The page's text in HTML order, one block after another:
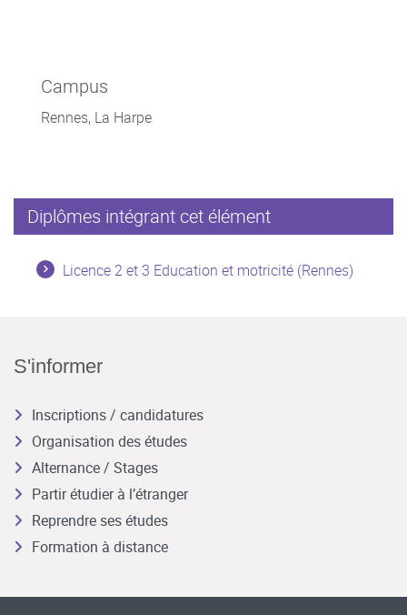
Campus
Rennes, La Harpe
Diplômes intégrant cet élément
Licence 2 et 3 Education et motricité (Rennes)
S'informer
Inscriptions / candidatures
Organisation des études
Alternance / Stages
Partir étudier à l’étranger
Reprendre ses études
Formation à distance